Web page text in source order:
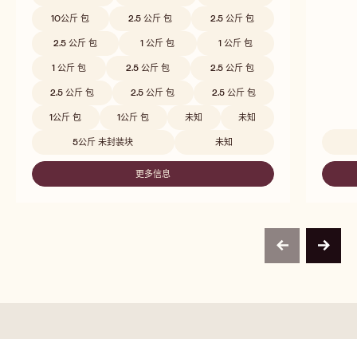
10公斤 包 2.5 公斤 包 2.5 公斤 包
2.5 公斤 包 1 公斤 包 1 公斤 包
1 公斤 包 2.5 公斤 包 2.5 公斤 包
2.5 公斤 包 2.5 公斤 包 2.5 公斤 包
1公斤 包 1公斤 包 未知 未知
5公斤 未封装块 未知
更多信息
-
previousnext